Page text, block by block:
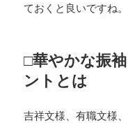
ておくと良いですね。
□華やかな振
ントとは
吉祥文様、有職文様